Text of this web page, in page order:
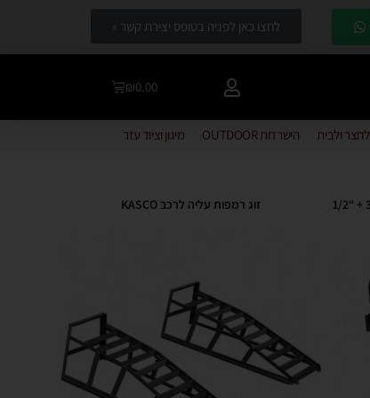
לחצו כאן לפניה בטופס יצירת קשר »
₪0.00
לחצר ולבית הישרדות OUTDOOR מיגון וציוד עזר
זוג רמפות עליה לרכב KASCO
סט 163 בוקסות משולב CR-V מקצועי “1/4 + “3/8 + “1/2